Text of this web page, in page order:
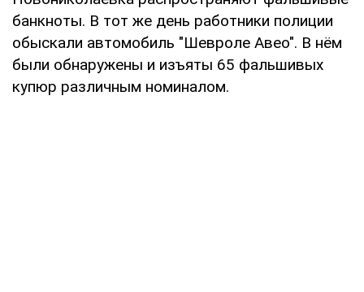
банкноты. В тот же день работники полиции
обыскали автомобиль "Шевроле Авео". В нём
были обнаружены и изъяты 65 фальшивых
купюр различным номиналом.